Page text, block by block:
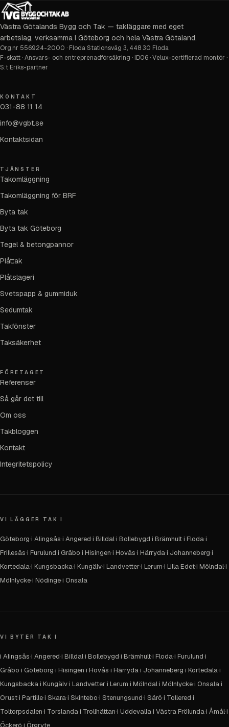
Västra Götalands Bygg och Tak — takläggare med eget
arbetslag, verksamma i Göteborg och hela Västra Götaland.
Org.nr 556924-2000 · Floda Stationsväg 3, 448 30 Floda
F-skatt · Ansvars- och entreprenadförsäkring · ID06 · Velux-certifierad montör ·
S:t Eriks-partner
KONTAKT
031-88 11 14
info@vgbt.se
Kontaktsidan
TJÄNSTER
Takomläggning
Takomläggning för BRF
Byta tak
Byta tak Göteborg
Tegel & betongpannor
Plåttak
Plåtslageri
Svetspapp & gummiduk
Sedumtak
Takfönster
Taksäkerhet
FÖRETAGET
Referenser
Så går det till
Om oss
Takbloggen
Kontakt
Integritetspolicy
VI LÄGGER TAK I
Göteborg·i Alingsås·i Angered·i Billdal·i Bollebygd·i Brämhult·i Floda·i
Frillesås·i Furulund·i Gråbo·i Hisingen·i Hovås·i Härryda·i Johanneberg·i
Kortedala·i Kungsbacka·i Kungälv·i Landvetter·i Lerum·i Lilla Edet·i Mölndal·i
Mölnlycke·i Nödinge·i Onsala
VI BYTER TAK I
i Alingsås·i Angered·i Billdal·i Bollebygd·i Brämhult·i Floda·i Furulund·i
Gråbo·i Göteborg·i Hisingen·i Hovås·i Härryda·i Johanneberg·i Kortedala·i
Kungsbacka·i Kungälv·i Landvetter·i Lerum·i Mölndal·i Mölnlycke·i Onsala·i
Orust·i Partille·i Skara·i Skintebo·i Stenungsund·i Särö·i Tollered·i
Toltorpsdalen·i Torslanda·i Trollhättan·i Uddevalla·i Västra Frölunda·i Åmål·i
Öckerö·i Örgryte